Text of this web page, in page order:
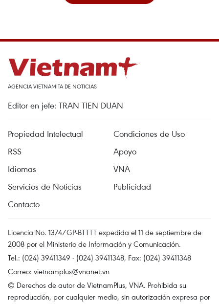
AGENCIA VIETNAMITA DE NOTICIAS
Editor en jefe: TRAN TIEN DUAN
Propiedad Intelectual
Condiciones de Uso
RSS
Apoyo
Idiomas
VNA
Servicios de Noticias
Publicidad
Contacto
Licencia No. 1374/GP-BTTTT expedida el 11 de septiembre de
2008 por el Ministerio de Información y Comunicación.
Tel.: (024) 39411349 - (024) 39411348, Fax: (024) 39411348
Correo: vietnamplus@vnanet.vn
© Derechos de autor de VietnamPlus, VNA. Prohibida su
reproducción, por cualquier medio, sin autorización expresa por